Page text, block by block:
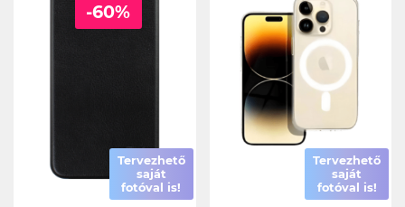
-60%
Tervezhető
saját
fotóval is!
Tervezhető
saját
fotóval is!